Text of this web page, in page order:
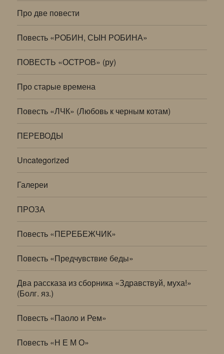
Про две повести
Повесть «РОБИН, СЫН РОБИНА»
ПОВЕСТЬ «ОСТРОВ» (ру)
Про старые времена
Повесть «ЛЧК» (Любовь к черным котам)
ПЕРЕВОДЫ
Uncategorized
Галереи
ПРОЗА
Повесть «ПЕРЕБЕЖЧИК»
Повесть «Предчувствие беды»
Два рассказа из сборника «Здравствуй, муха!»
(Болг. яз.)
Повесть «Паоло и Рем»
Повесть «Н Е М О»